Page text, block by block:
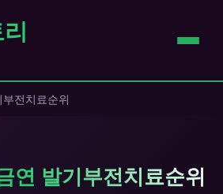
부전치료순위
연 발기부전치료순위